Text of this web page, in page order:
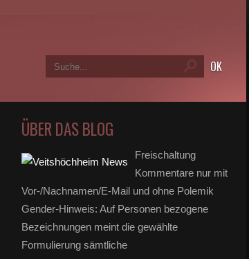
ÜBER DAS BLOG
Freischaltung
Kommentare nur mit
Vor-/Nachnamen/E-Mail und ohne Polemik
Gender-Hinweis: Auf Personen bezogene
Bezeichnungen meint die gewählte
Formulierung sämtliche